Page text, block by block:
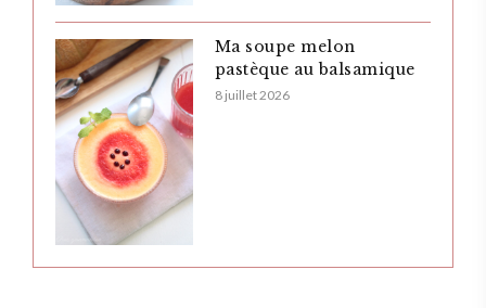
Ma soupe melon
pastèque au balsamique
8 juillet 2026